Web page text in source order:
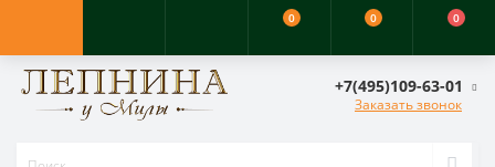
0 0 0
+7(495)109-63-01
Заказать звонок